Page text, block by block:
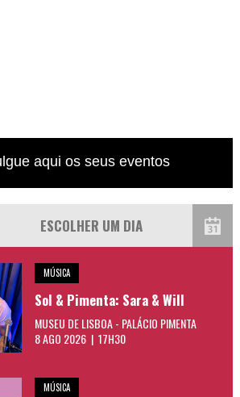
aqui os seus eventos
MÚSICA
Sol & Pimenta: Sara & Will
MUSEU DE LISBOA - PALÁCIO PIMENTA
8 AGO 2026 | 17H30
MÚSICA